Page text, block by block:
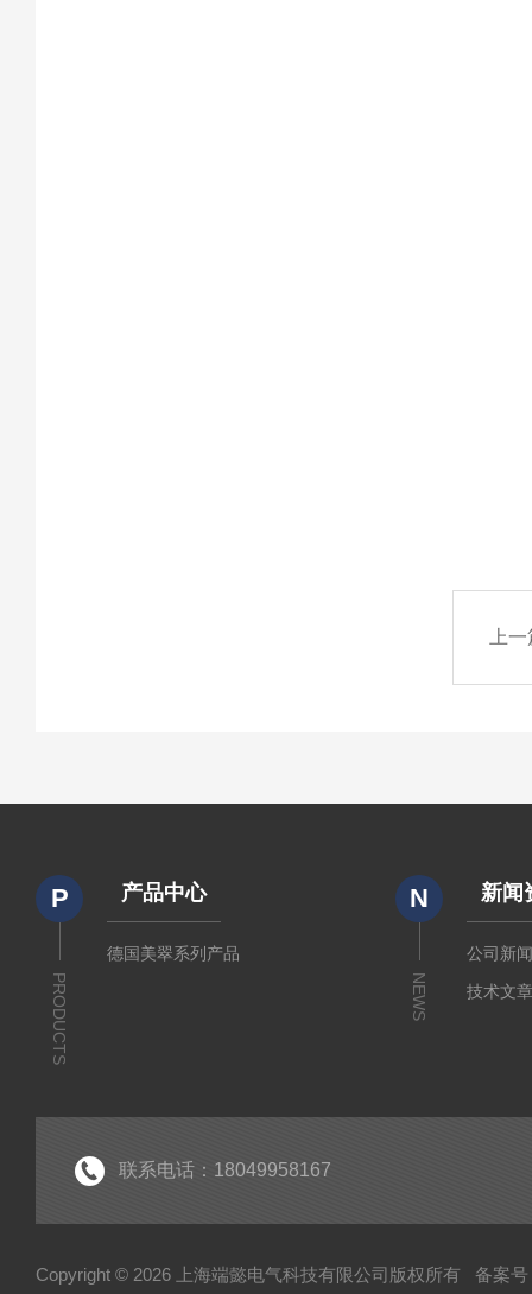
上
P
PRODUCTS
产品中心
德国美翠系列产品
N
NEWS
新闻
公司新
技术文
联系电话：18049958167
Copyright © 2026 上海端懿电气科技有限公司版权所有 备案号